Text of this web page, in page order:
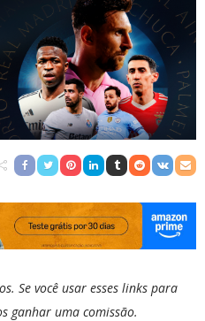
Se você usar esses links para
ganhar uma comissão.